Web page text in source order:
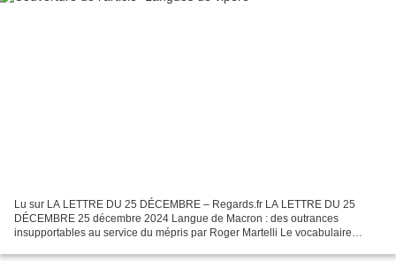
Lu sur LA LETTRE DU 25 DÉCEMBRE – Regards.fr LA LETTRE DU 25
DÉCEMBRE 25 décembre 2024 Langue de Macron : des outrances
insupportables au service du mépris par Roger Martelli Le vocabulaire